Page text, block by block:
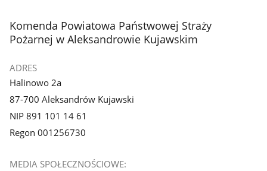
stopka
Komenda Powiatowa Państwowej Straży
Pożarnej w Aleksandrowie Kujawskim
ADRES
Halinowo 2a
87-700 Aleksandrów Kujawski
NIP 891 101 14 61
Regon 001256730
MEDIA SPOŁECZNOŚCIOWE: